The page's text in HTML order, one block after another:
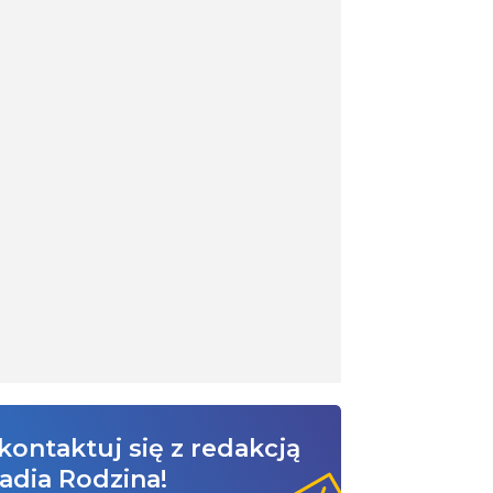
się z redakcją
Rodzina!